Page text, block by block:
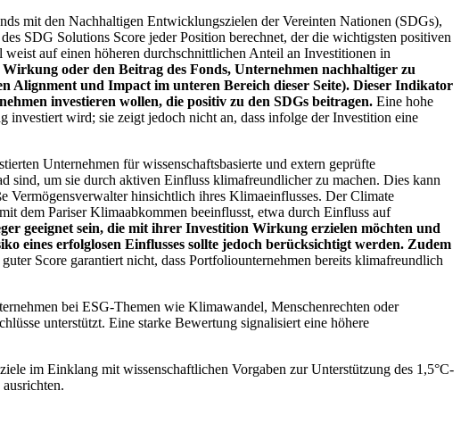
mit den Nachhaltigen Entwicklungszielen der Vereinten Nationen (SDGs),
SDG Solutions Score jeder Position berechnet, der die wichtigsten positiven
auf einen höheren durchschnittlichen Anteil an Investitionen in
oder den Beitrag des Fonds, Unternehmen nachhaltiger zu
Alignment und Impact im unteren Bereich dieser Seite). Dieser Indikator
investieren wollen, die positiv zu den SDGs beitragen. Eine hohe
wird; sie zeigt jedoch nicht an, dass infolge der Investition eine
Unternehmen für wissenschaftsbasierte und extern geprüfte
sind, um sie durch aktiven Einfluss klimafreundlicher zu machen. Dies kann
Vermögensverwalter hinsichtlich ihres Klimaeinflusses. Der Climate
dem Pariser Klimaabkommen beeinflusst, etwa durch Einfluss auf
geeignet sein, die mit ihrer Investition Wirkung erzielen möchten und
eines erfolglosen Einflusses sollte jedoch berücksichtigt werden. Zudem
Score garantiert nicht, dass Portfoliounternehmen bereits klimafreundlich
bei ESG-Themen wie Klimawandel, Menschenrechten oder
unterstützt. Eine starke Bewertung signalisiert eine höhere
im Einklang mit wissenschaftlichen Vorgaben zur Unterstützung des 1,5°C-